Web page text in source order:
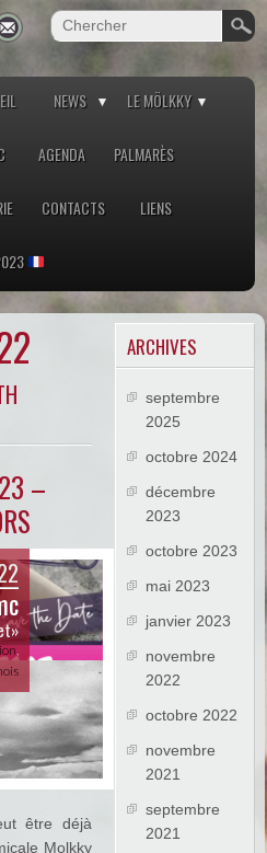
NEWS LE MÖLKKY
AGENDA PALMARÈS
CONTACTS LIENS
–
,
être déjà
Molkky
ARCHIVES
septembre
2025
octobre 2024
décembre
2023
octobre 2023
mai 2023
janvier 2023
novembre
2022
octobre 2022
novembre
2021
septembre
2021